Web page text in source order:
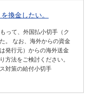
換金したい。
って、外国払小切手（ク
。 なお、海外からの資金
発行元）からの海外送金
方法をご検討ください。
対策の給付小切手